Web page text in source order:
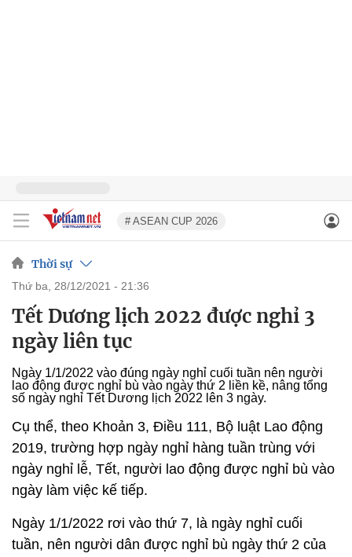
# ASEAN CUP 2026
Thời sự
thứ ba, 28/12/2021 - 21:36
Tết Dương lịch 2022 được nghỉ 3
ngày liên tục
Ngày 1/1/2022 vào đúng ngày nghỉ cuối tuần nên người
lao động được nghỉ bù vào ngày thứ 2 liền kề, nâng tổng
số ngày nghỉ Tết Dương lịch 2022 lên 3 ngày.
Cụ thể, theo Khoản 3, Điều 111, Bộ luật Lao động
2019, trường hợp ngày nghỉ hàng tuần trùng với
ngày nghỉ lễ, Tết, người lao động được nghỉ bù vào
ngày làm việc kế tiếp.
Ngày 1/1/2022 rơi vào thứ 7, là ngày nghỉ cuối
tuần, nên người dân được nghỉ bù ngày thứ 2 của